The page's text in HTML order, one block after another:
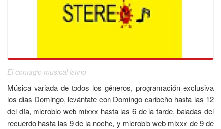
El contagio musical latino
Música variada de todos los géneros, programación exclusiva
los dias Domingo, levántate con Domingo caribeño hasta las 12
del día, microbio web mixxx hasta las 6 de la tarde, baladas del
recuerdo hasta las 9 de la noche, y microbio web mixxx de 9 de